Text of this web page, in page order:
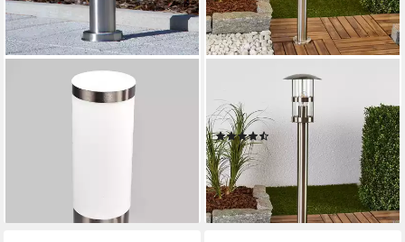
Außen-Stehlampe Kristof,
Außen-Stehlampe Noemi,
Edelstahl Alu IP44, 1 x 60 W
(2)
44,90 € UVP 59,90 €
-25%
lieferbar - in 3-4 Werktagen bei dir